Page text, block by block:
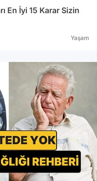
En İyi 15 Karar Sizin
Yaşam